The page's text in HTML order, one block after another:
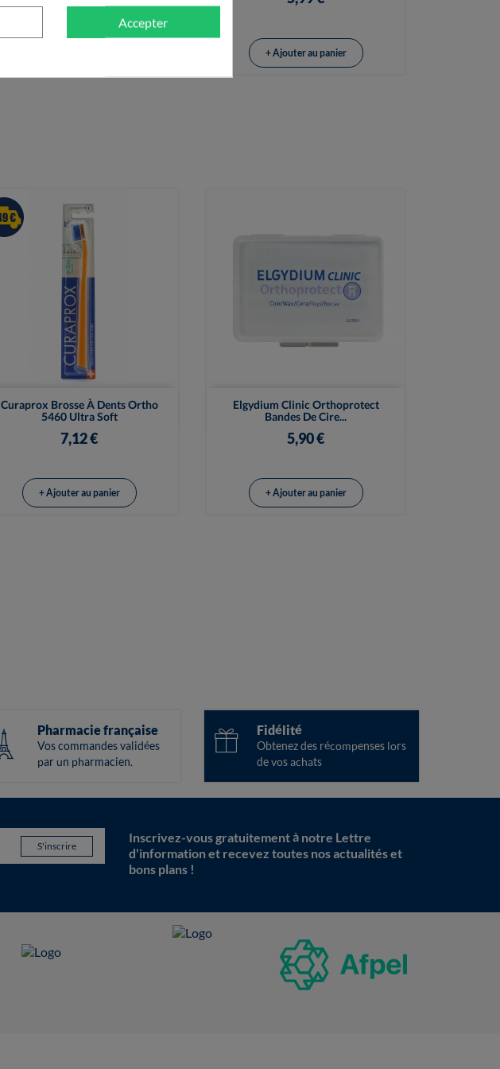
+ Ajouter au panier
Curaprox Brosse À Dents Ortho
5460 Ultra Soft
7,12 €
Vue rapide
+ Ajouter au panier
Elgydium Clinic Orthoprotect
Bandes De Cire...
5,90 €
Vue rapide
+ Ajouter au panier
Pharmacie française
Vos commandes validées
par un pharmacien.
Fidélité
Obtenez des récompenses lors
de vos achats
Inscrivez-vous gratuitement à notre Lettre
d'information et recevez toutes nos actualités et
bons plans !
Accepter